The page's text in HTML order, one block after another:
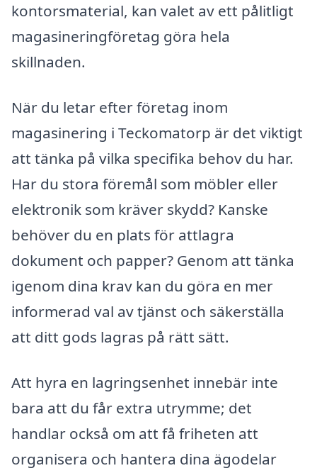
kontorsmaterial, kan valet av ett pålitligt
magasineringföretag göra hela
skillnaden.
När du letar efter företag inom
magasinering i Teckomatorp är det viktigt
att tänka på vilka specifika behov du har.
Har du stora föremål som möbler eller
elektronik som kräver skydd? Kanske
behöver du en plats för attlagra
dokument och papper? Genom att tänka
igenom dina krav kan du göra en mer
informerad val av tjänst och säkerställa
att ditt gods lagras på rätt sätt.
Att hyra en lagringsenhet innebär inte
bara att du får extra utrymme; det
handlar också om att få friheten att
organisera och hantera dina ägodelar